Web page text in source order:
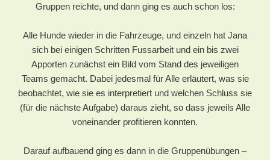
Gruppen reichte, und dann ging es auch schon los:
Alle Hunde wieder in die Fahrzeuge, und einzeln hat Jana
sich bei einigen Schritten Fussarbeit und ein bis zwei
Apporten zunächst ein Bild vom Stand des jeweiligen
Teams gemacht. Dabei jedesmal für Alle erläutert, was sie
beobachtet, wie sie es interpretiert und welchen Schluss sie
(für die nächste Aufgabe) daraus zieht, so dass jeweils Alle
voneinander profitieren konnten.
Darauf aufbauend ging es dann in die Gruppenübungen –